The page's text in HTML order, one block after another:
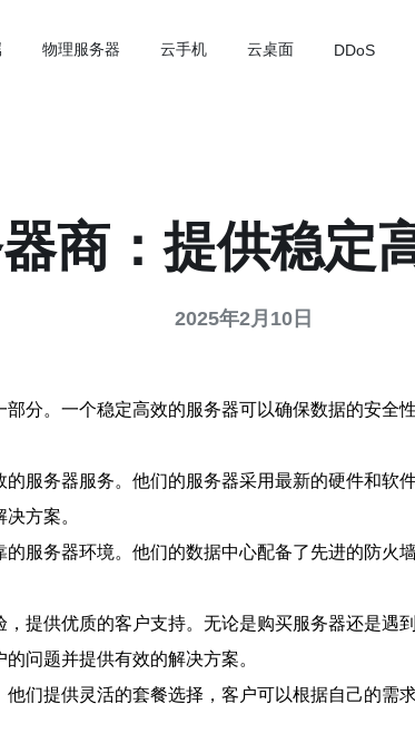
物理服务器 云手机 云桌面 DDoS
商：提供稳定
2025年2月10日
分。一个稳定高效的服务器可以确保数据的安全
服务器服务。他们的服务器采用最新的硬件和
方案。
服务器环境。他们的数据中心配备了先进的防
提供优质的客户支持。无论是购买服务器还是
问题并提供有效的解决方案。
们提供灵活的套餐选择，客户可以根据自己的需